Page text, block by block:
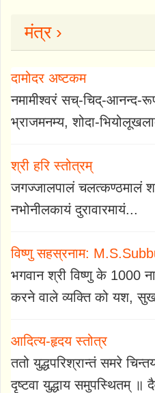
मंत्र ›
दामोदर अष्टकम
नमामीश्वरं सच्-चिद्-
भ्राजमनम्य, शोदा-
श्री हरि स्तोत्रम्
जगज्जालपालं चलत्कण्ठमालं
नभोनीलकायं दुरावारमायं...
विष्णु सहस्रनाम:
भगवान श्री विष्णु के 1000
करने वाले व्यक्ति को यश,
आदित्य-हृदय स्तोत्र
ततो युद्धपरिश्रान्तं समरे
दृष्टवा युद्धाय समुपस्थितम् ॥